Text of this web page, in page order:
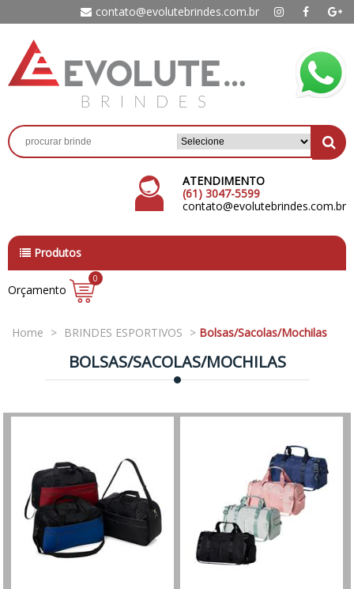
contato@evolutebrindes.com.br
ATENDIMENTO
(61) 3047-5599
contato@evolutebrindes.com.br
Produtos
Orçamento
0
Home > BRINDES ESPORTIVOS > Bolsas/Sacolas/Mochilas
BOLSAS/SACOLAS/MOCHILAS